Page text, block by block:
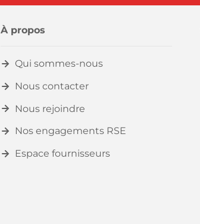
À propos
Qui sommes-nous
Nous contacter
Nous rejoindre
Nos engagements RSE
Espace fournisseurs